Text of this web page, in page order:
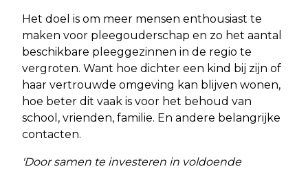
Het doel is om meer mensen enthousiast te
maken voor pleegouderschap en zo het aantal
beschikbare pleeggezinnen in de regio te
vergroten. Want hoe dichter een kind bij zijn of
haar vertrouwde omgeving kan blijven wonen,
hoe beter dit vaak is voor het behoud van
school, vrienden, familie. En andere belangrijke
contacten.
'Door samen te investeren in voldoende